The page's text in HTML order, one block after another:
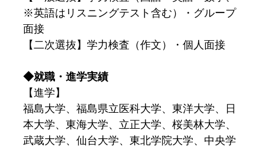
※英語はリスニングテスト含む）・グループ
面接
【二次選抜】学力検査（作文）・個人面接
◆就職・進学実績
【進学】
福島大学、福島県立医科大学、東洋大学、日
本大学、東海大学、立正大学、桜美林大学、
武蔵大学、仙台大学、東北学院大学、中央学